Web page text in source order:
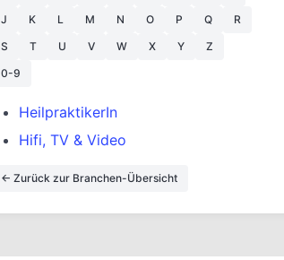
J
K L M N O P Q
R
S
T U V W X Y
Z
0-9
HeilpraktikerIn
Hifi, TV & Video
← Zurück zur Branchen-Übersicht